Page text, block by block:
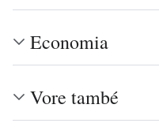
Economia
Vore també